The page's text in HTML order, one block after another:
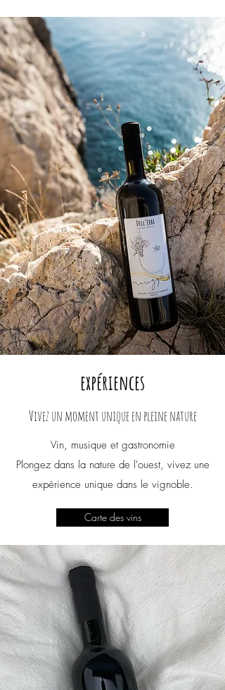
expériences
Vivez un moment unique en pleine nature
Vin, musique et gastronomie
Plongez dans la nature de l'ouest, vivez une
expérience unique dans le vignoble.
Carte des vins